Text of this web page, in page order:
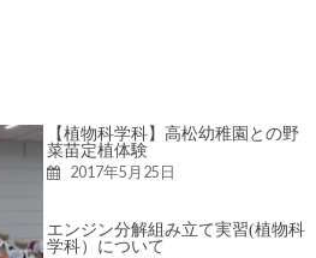
【植物科学科】高松幼稚園との野
菜苗定植体験
2017年5月25日
エンジン分解組み立て実習(植物科
学科）について